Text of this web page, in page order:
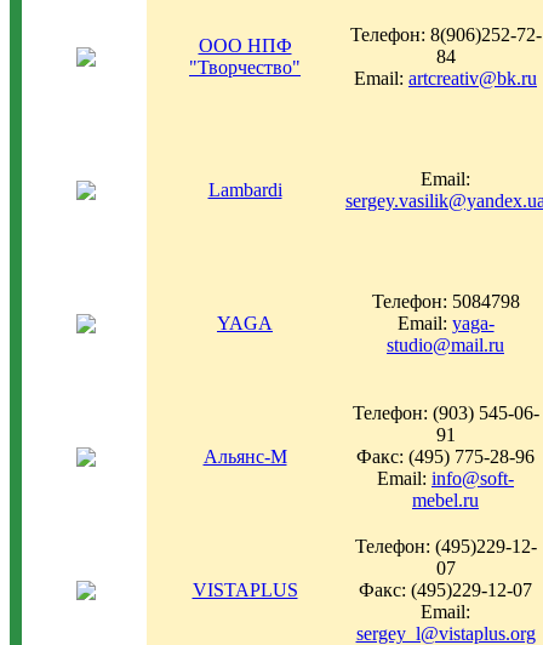
ООО НПФ
"Творчество"
Телефон: 8(906)252-72-
84
Email: artcreativ@bk.ru
Lambardi
Email:
YAGA
Телефон: 5084798
Email: yaga-
studio@mail.ru
Альянс-М
Телефон: (903) 545-06-
91
Факс: (495) 775-28-96
Email: info@soft-
mebel.ru
VISTAPLUS
Телефон: (495)229-12-
07
Факс: (495)229-12-07
Email:
sergey_l@vistaplus.org